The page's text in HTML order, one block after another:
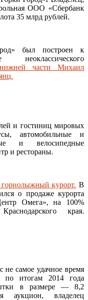
ООО «Сбербанк
35 млрд рублей.
был построен к
нижней части Михаил
и гостиниц мировых
автомобильные и
и велосипедные
и рестораны.
курорт. В
о продаже курорта
Омега», на 100%
края.
самое удачное время
по итогам 2014 года
в размере — 8,2
аукцион, владелец